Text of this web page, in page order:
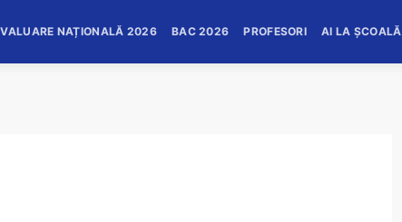
NAȚIONALĂ 2026 BAC 2026 PROFESORI AI LA ȘCOALĂ